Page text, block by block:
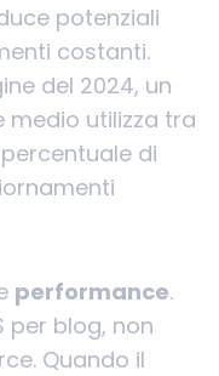
potenziali
costanti.
del 2024, un
utilizza tra
di
performance.
per blog, non
Quando il